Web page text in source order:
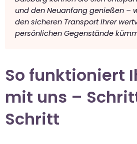
und den Neuanfang genießen –
den sicheren Transport Ihrer
persönlichen Gegenstände
So funktioniert
mit uns –
Schritt